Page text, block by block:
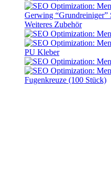
Gerwing “Grundreiniger”
Weiteres Zubehör
PU Kleber
Fugenkreuze (100 Stück)